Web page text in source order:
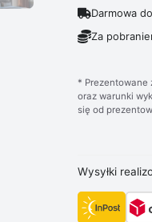
Darmowa
Za
* Prezentowane
oraz warunki
się od
Wysyłki